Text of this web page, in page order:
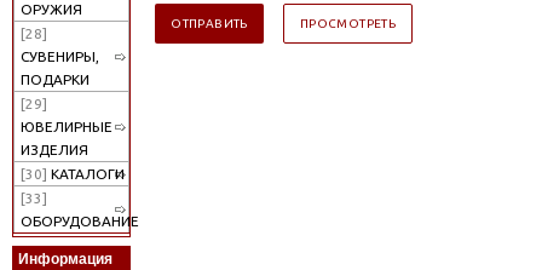
ОРУЖИЯ
[28]
СУВЕНИРЫ,
ПОДАРКИ
[29]
ЮВЕЛИРНЫЕ
ИЗДЕЛИЯ
[30] КАТАЛОГИ
[33]
ОБОРУДОВАНИЕ
Информация